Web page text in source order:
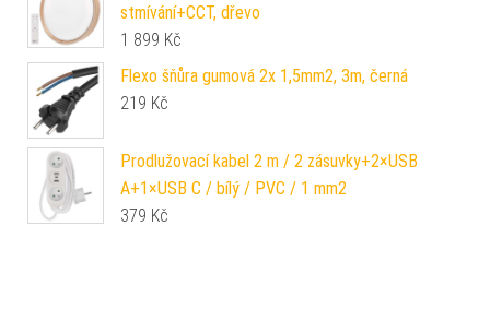
stmívání+CCT, dřevo
1 899 Kč
Flexo šňůra gumová 2x 1,5mm2, 3m, černá
219 Kč
Prodlužovací kabel 2 m / 2 zásuvky+2×USB
A+1×USB C / bílý / PVC / 1 mm2
379 Kč